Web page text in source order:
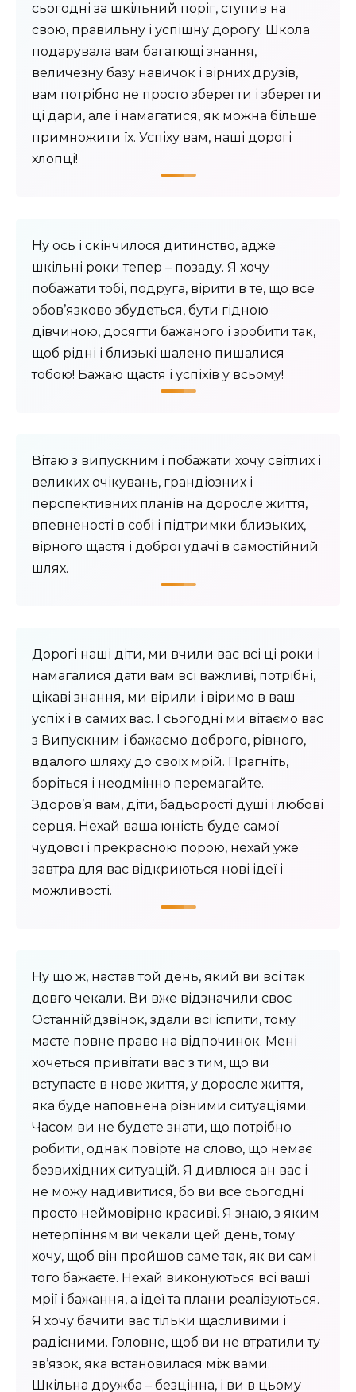
сьогодні за шкільний поріг, ступив на
свою, правильну і успішну дорогу. Школа
подарувала вам багатющі знання,
величезну базу навичок і вірних друзів,
вам потрібно не просто зберегти і зберегти
ці дари, але і намагатися, як можна більше
примножити їх. Успіху вам, наші дорогі
хлопці!
Ну ось і скінчилося дитинство, адже
шкільні роки тепер – позаду. Я хочу
побажати тобі, подруга, вірити в те, що все
обов’язково збудеться, бути гідною
дівчиною, досягти бажаного і зробити так,
щоб рідні і близькі шалено пишалися
тобою! Бажаю щастя і успіхів у всьому!
Вітаю з випускним і побажати хочу світлих і
великих очікувань, грандіозних і
перспективних планів на доросле життя,
впевненості в собі і підтримки близьких,
вірного щастя і доброї удачі в самостійний
шлях.
Дорогі наші діти, ми вчили вас всі ці роки і
намагалися дати вам всі важливі, потрібні,
цікаві знання, ми вірили і віримо в ваш
успіх і в самих вас. І сьогодні ми вітаємо вас
з Випускним і бажаємо доброго, рівного,
вдалого шляху до своїх мрій. Прагніть,
боріться і неодмінно перемагайте.
Здоров’я вам, діти, бадьорості душі і любові
серця. Нехай ваша юність буде самої
чудової і прекрасною порою, нехай уже
завтра для вас відкриються нові ідеї і
можливості.
Ну що ж, настав той день, який ви всі так
довго чекали. Ви вже відзначили своє
Останнійдзвінок, здали всі іспити, тому
маєте повне право на відпочинок. Мені
хочеться привітати вас з тим, що ви
вступаєте в нове життя, у доросле життя,
яка буде наповнена різними ситуаціями.
Часом ви не будете знати, що потрібно
робити, однак повірте на слово, що немає
безвихідних ситуацій. Я дивлюся ан вас і
не можу надивитися, бо ви все сьогодні
просто неймовірно красиві. Я знаю, з яким
нетерпінням ви чекали цей день, тому
хочу, щоб він пройшов саме так, як ви самі
того бажаєте. Нехай виконуються всі ваші
мрії і бажання, а ідеї та плани реалізуються.
Я хочу бачити вас тільки щасливими і
радісними. Головне, щоб ви не втратили ту
зв’язок, яка встановилася між вами.
Шкільна дружба – безцінна, і ви в цьому